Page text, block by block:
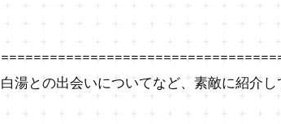
白湯との出会いについてなど、素敵に紹介し